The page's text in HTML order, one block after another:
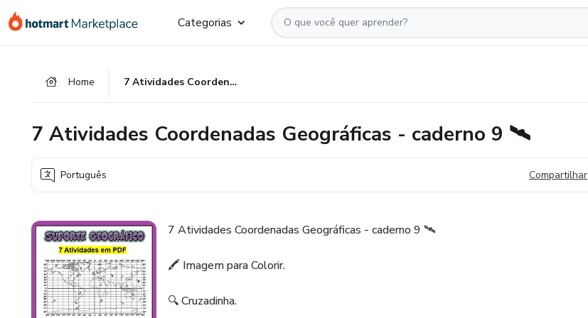
para
para
para
Categorias
Home 7 Atividades Coordenadas Geográficas - caderno 9 🛰️
7 Atividades Coordenadas Geográficas - caderno 9 🛰️
Português Compartilhar
7 Atividades Coordenadas Geográficas - caderno 9 🛰️
🖍️ Imagem para Colorir.
🔍 Cruzadinha.